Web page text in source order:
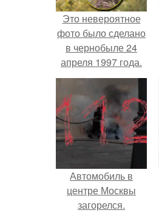
Это невероятное
фото было сделано
в чернобыле 24
апреля 1997 года.
Автомобиль в
центре Москвы
загорелся.